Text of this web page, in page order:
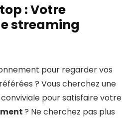
: Votre
streaming
pour regarder vos
? Vous cherchez une
pour satisfaire votre
? Ne cherchez pas plus